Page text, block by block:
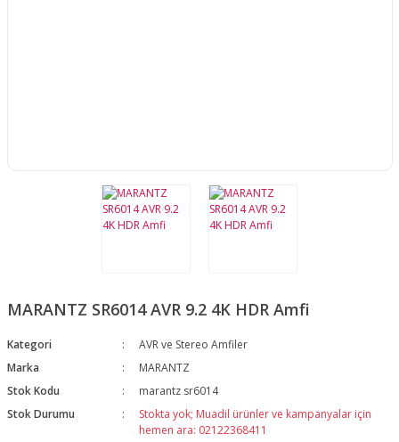
MARANTZ SR6014 AVR 9.2 4K HDR Amfi
Kategori
AVR ve Stereo Amfiler
Marka
MARANTZ
Stok Kodu
marantz sr6014
Stok Durumu
Stokta yok; Muadil ürünler ve kampanyalar için
hemen ara: 02122368411